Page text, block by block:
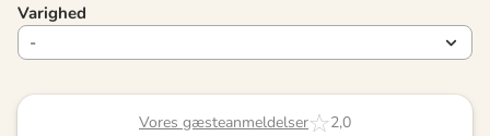
Varighed
Vores gæsteanmeldelser 2,0